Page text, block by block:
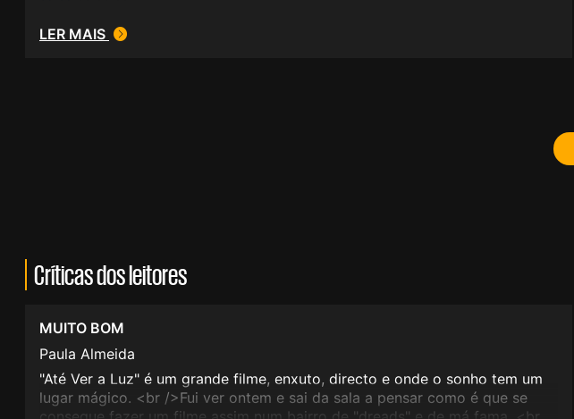
LER MAIS
Críticas dos leitores
MUITO BOM
Paula Almeida
"Até Ver a Luz" é um grande filme, enxuto, directo e onde o sonho tem um
lugar mágico. <br />Fui ver ontem e sai da sala a pensar como é que se